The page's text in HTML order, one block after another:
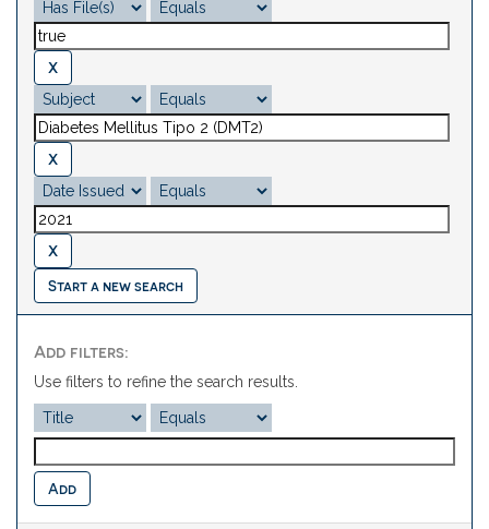
Start a new search
Add filters:
Use filters to refine the search results.